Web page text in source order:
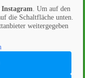
Instagram. Um auf den
die Schaltfläche unten.
weitergegeben